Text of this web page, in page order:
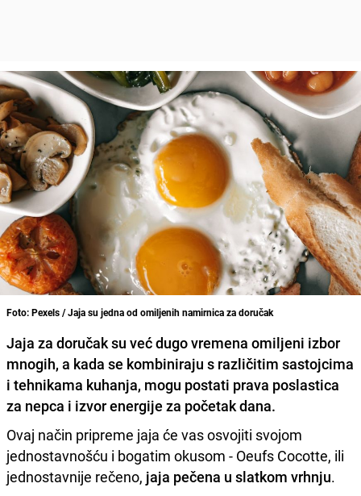
Foto: Pexels / Jaja su jedna od omiljenih namirnica za doručak
Jaja za doručak su već dugo vremena omiljeni izbor
mnogih, a kada se kombiniraju s različitim sastojcima
i tehnikama kuhanja, mogu postati prava poslastica
za nepca i izvor energije za početak dana.
Ovaj način pripreme jaja će vas osvojiti svojom
jednostavnošću i bogatim okusom - Oeufs Cocotte, ili
jednostavnije rečeno, jaja pečena u slatkom vrhnju.